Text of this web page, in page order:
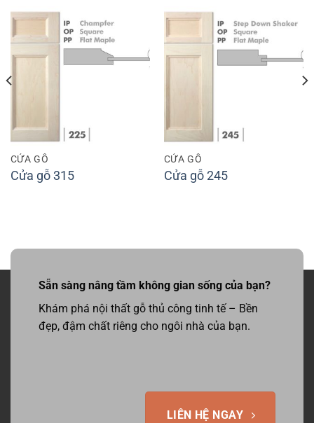
CỬA GỖ
Cửa gỗ 315
CỬA GỖ
Cửa gỗ 245
Sẵn sàng nâng tầm không gian sống của bạn?
Khám phá nội thất gỗ thủ công tinh tế – Bền
đẹp, đậm chất riêng cho ngôi nhà của bạn.
LIÊN HỆ NGAY